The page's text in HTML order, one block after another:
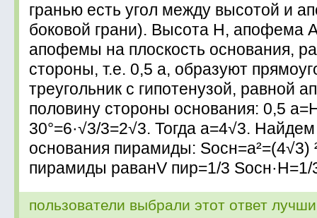
гранью есть угол между высотой и
боковой грани). Высота H, апофема
апофемы на плоскость основания,
стороны, т.е. 0,5 а, образуют
треугольник с гипотенузой, равной
половину стороны основания: 0,5
30°=6·√3/3=2√3. Тогда а=4√3.
основания пирамиды: Sосн=а²=(4√3)
пирамиды раванV пир=1/3 Sосн·Н=1/
пользователи выбрали этот ответ